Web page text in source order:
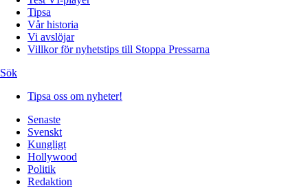
Tipsa
Vår historia
Vi avslöjar
Villkor för nyhetstips till Stoppa Pressarna
Sök
Tipsa oss om nyheter!
Senaste
Svenskt
Kungligt
Hollywood
Politik
Redaktion